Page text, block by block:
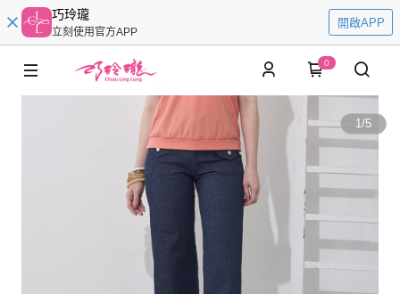
巧玲瓏
立刻使用官方APP
開啟APP
0
1/5